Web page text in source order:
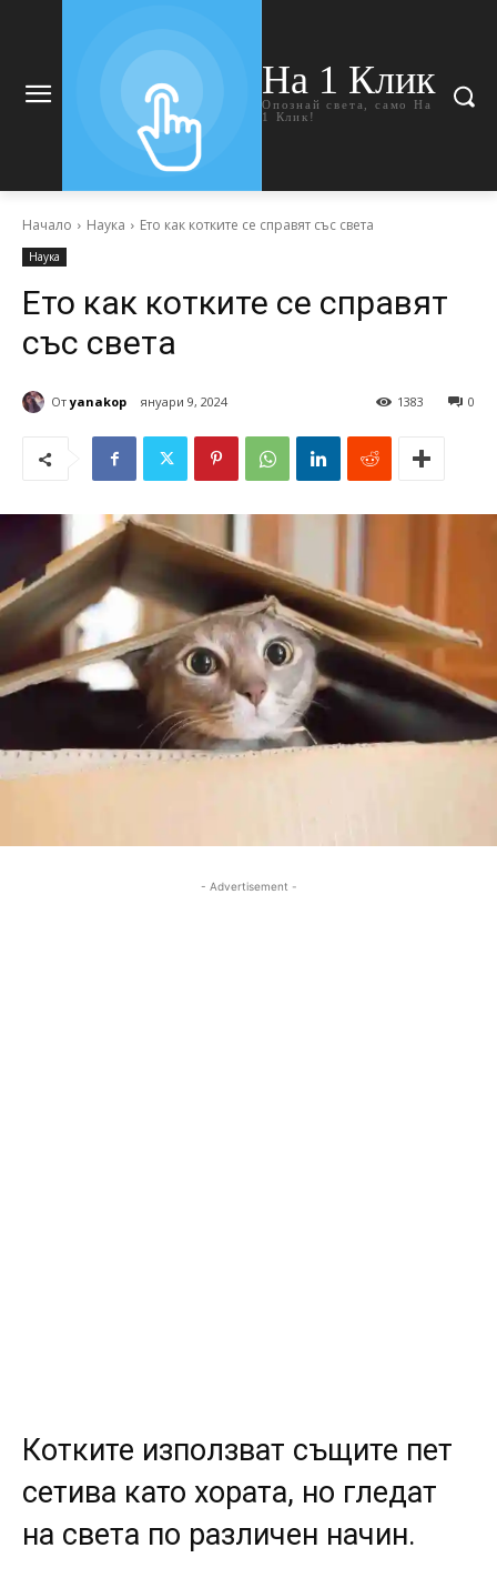
На 1 Клик
Опознай света, само На
1 Клик!
Начало Наука Ето как котките се справят със света
Наука
Ето как котките се справят
със света
От yanakop януари 9, 2024 0
1383
- Advertisement -
Котките използват същите пет
сетива като хората, но гледат
на света по различен начин.